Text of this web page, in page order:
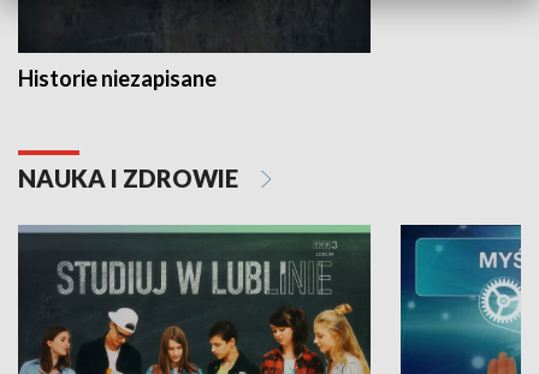
Historie niezapisane
NAUKA I ZDROWIE